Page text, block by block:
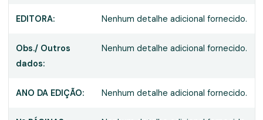
EDITORA: Nenhum detalhe adicional fornecido.
Obs./ Outros
dados:
Nenhum detalhe adicional fornecido.
ANO DA EDIÇÃO: Nenhum detalhe adicional fornecido.